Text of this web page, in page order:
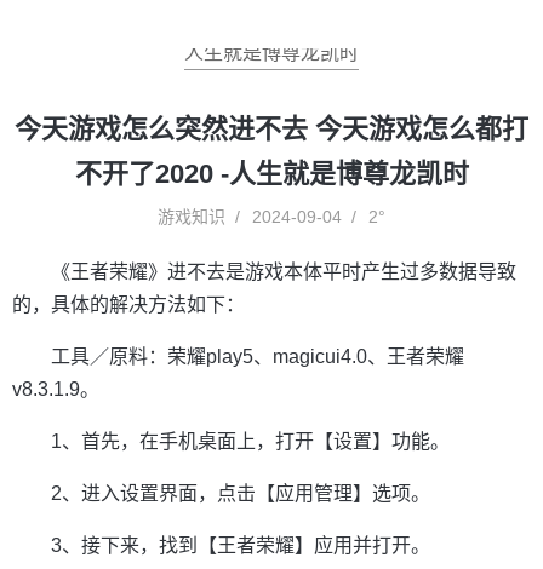
人生就是博尊龙凯时
今天游戏怎么突然进不去 今天游戏怎么都打
不开了2020 -人生就是博尊龙凯时
游戏知识 2024-09-04 2°
《王者荣耀》进不去是游戏本体平时产生过多数据导致
的，具体的解决方法如下：
工具／原料：荣耀play5、magicui4.0、王者荣耀
v8.3.1.9。
1、首先，在手机桌面上，打开【设置】功能。
2、进入设置界面，点击【应用管理】选项。
3、接下来，找到【王者荣耀】应用并打开。